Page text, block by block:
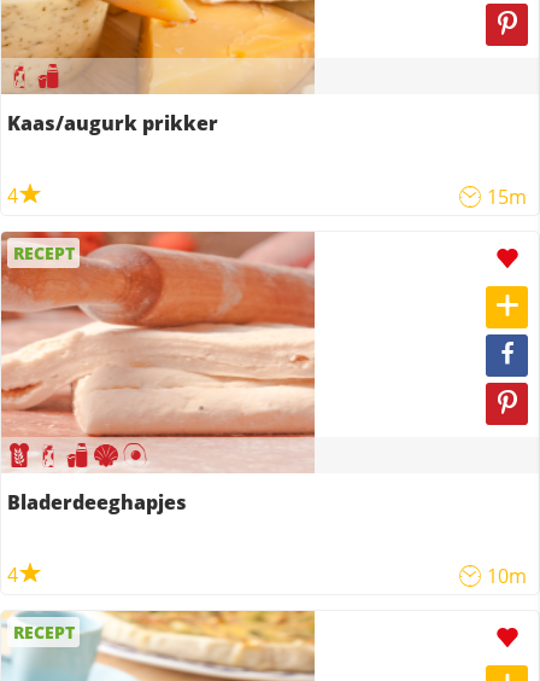
Kaas/augurk prikker
4 15m
RECEPT
Bladerdeeghapjes
4 10m
RECEPT